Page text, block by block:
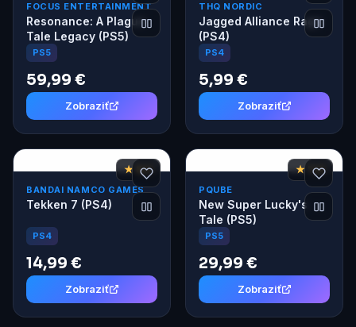
FOCUS ENTERTAINMENT
Resonance: A Plague
Tale Legacy (PS5)
PS5
59,99 €
Zobraziť
THQ NORDIC
Jagged Alliance Rage
(PS4)
PS4
5,99 €
Zobraziť
★ 8,3
BANDAI NAMCO GAMES
Tekken 7 (PS4)
PS4
14,99 €
Zobraziť
★ 7,6
PQUBE
New Super Lucky's
Tale (PS5)
PS5
29,99 €
Zobraziť